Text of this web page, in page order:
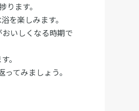
ます。
を楽しみます。
いしくなる時期で
。
てみましょう。